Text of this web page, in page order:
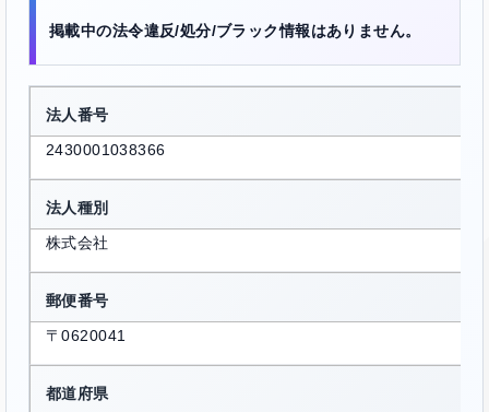
掲載中の法令違反/処分/ブラック情報はありません。
法人番号
2430001038366
法人種別
株式会社
郵便番号
〒0620041
都道府県